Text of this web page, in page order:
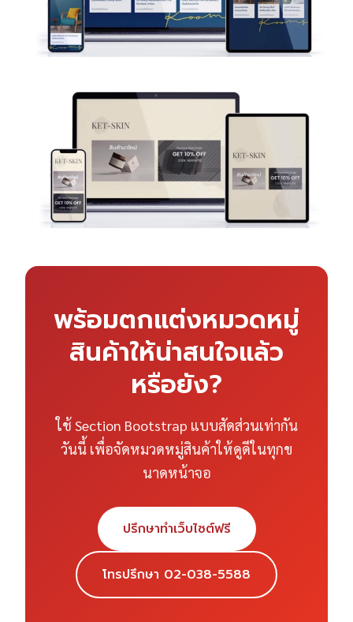
พร้อมตกแต่งหมวดหมู่
สินค้าให้น่าสนใจแล้ว
หรือยัง?
ใช้ Section Bootstrap แบบสัดส่วนเท่ากัน
วันนี้ เพื่อจัดหมวดหมู่สินค้าให้ดูดีในทุกข
นาดหน้าจอ
ปรึกษาทำเว็บไซต์ฟรี
โทรปรึกษา 02-038-5588